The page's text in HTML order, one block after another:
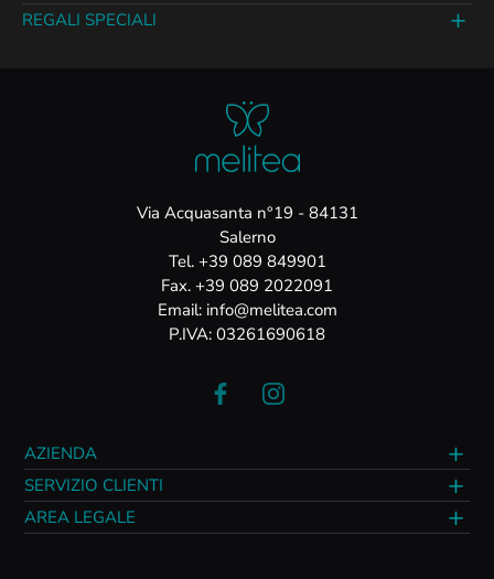
REGALI SPECIALI
Via Acquasanta n°19 - 84131
Salerno
Tel. +39 089 849901
Fax. +39 089 2022091
Email: info@melitea.com
P.IVA: 03261690618
AZIENDA
SERVIZIO CLIENTI
AREA LEGALE